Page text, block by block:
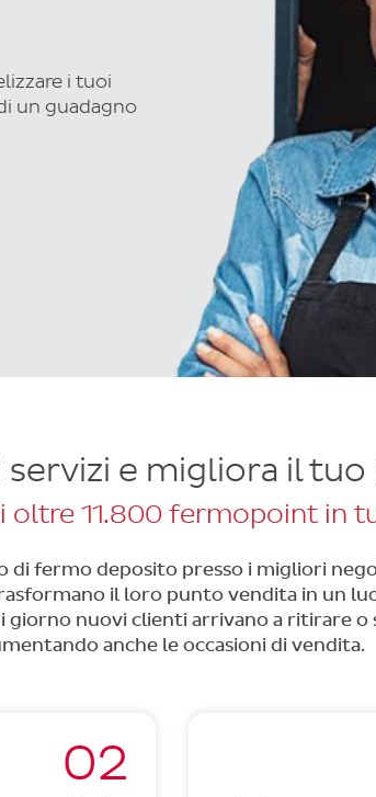
i tuoi
un guadagno
e migliora il tuo
oltre 11.800 fermopoint in
di fermo deposito presso i migliori
il loro punto vendita in un
giorno nuovi clienti arrivano a ritirare o
anche le occasioni di vendita.
02